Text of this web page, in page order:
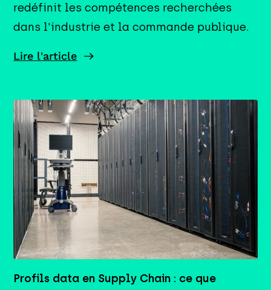
redéfinit les compétences recherchées
dans l'industrie et la commande publique.
Lire l'article
Profils data en Supply Chain : ce que